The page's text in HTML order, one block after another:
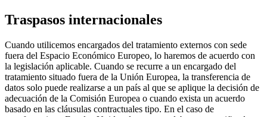
Traspasos internacionales
Cuando utilicemos encargados del tratamiento externos con sede
fuera del Espacio Económico Europeo, lo haremos de acuerdo con
la legislación aplicable. Cuando se recurre a un encargado del
tratamiento situado fuera de la Unión Europea, la transferencia de
datos solo puede realizarse a un país al que se aplique la decisión de
adecuación de la Comisión Europea o cuando exista un acuerdo
basado en las cláusulas contractuales tipo. En el caso de